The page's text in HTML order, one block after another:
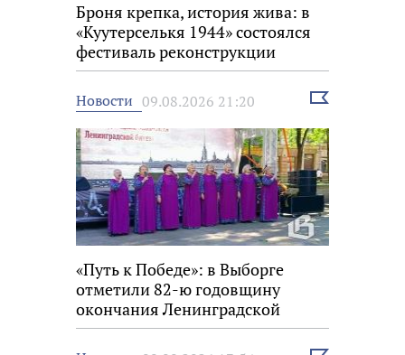
Броня крепка, история жива: в
«Куутерселькя 1944» состоялся
фестиваль реконструкции
Новости 09.08.2026 21:20
Выбрать
«Путь к Победе»: в Выборге
отметили 82-ю годовщину
окончания Ленинградской
битвы